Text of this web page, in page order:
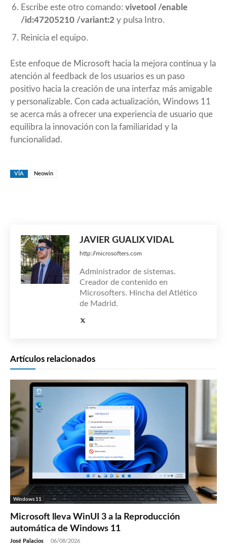
Escribe este otro comando: vivetool /enable
/id:47205210 /variant:2 y pulsa Intro.
Reinicia el equipo.
Este enfoque de Microsoft hacia la mejora continua y la
atención al feedback de los usuarios es un paso
positivo hacia la creación de una interfaz más amigable
y personalizable. Con cada actualización, Windows 11
se acerca más a ofrecer una experiencia de usuario que
equilibra la innovación con la familiaridad y la
funcionalidad.
VÍA Neowin
JAVIER GUALIX VIDAL
http://microsofters.com
Administrador de sistemas.
Creador de contenido en
Microsofters. Hincha del Atlético
de Madrid.
Artículos relacionados
Windows 11
Microsoft lleva WinUI 3 a la Reproducción
automática de Windows 11
José Palacios - 06/08/2026